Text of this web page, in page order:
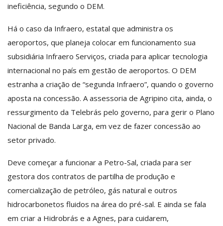
ineficiência, segundo o DEM.
Há o caso da Infraero, estatal que administra os
aeroportos, que planeja colocar em funcionamento sua
subsidiária Infraero Serviços, criada para aplicar tecnologia
internacional no país em gestão de aeroportos. O DEM
estranha a criação de “segunda Infraero”, quando o governo
aposta na concessão. A assessoria de Agripino cita, ainda, o
ressurgimento da Telebrás pelo governo, para gerir o Plano
Nacional de Banda Larga, em vez de fazer concessão ao
setor privado.
Deve começar a funcionar a Petro-Sal, criada para ser
gestora dos contratos de partilha de produção e
comercialização de petróleo, gás natural e outros
hidrocarbonetos fluidos na área do pré-sal. E ainda se fala
em criar a Hidrobrás e a Agnes, para cuidarem,